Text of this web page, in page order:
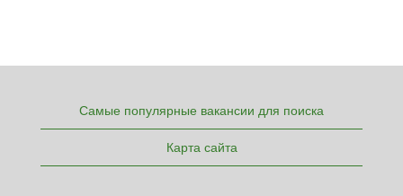
Самые популярные вакансии для поиска
Карта сайта